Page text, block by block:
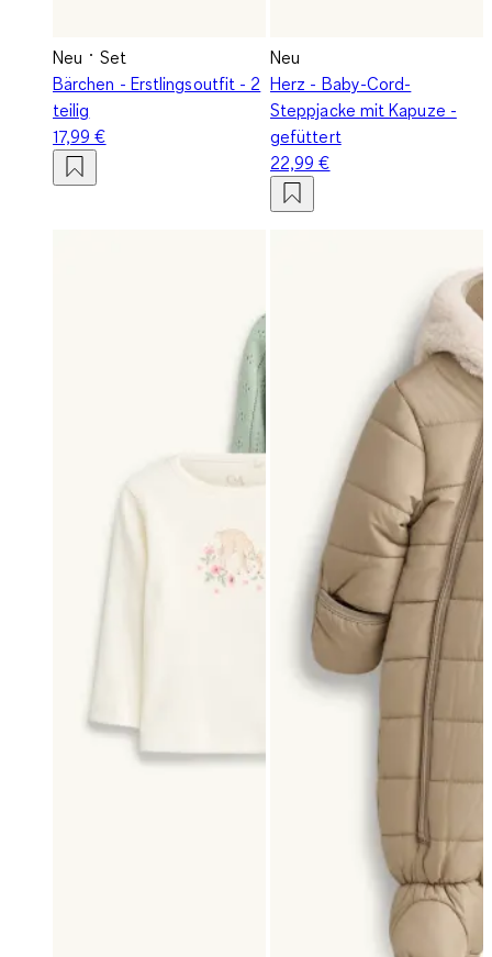
Neu
Set
Bärchen - Erstlingsoutfit - 2
teilig
17,99 €
Neu
Herz - Baby-Cord-
Steppjacke mit Kapuze -
gefüttert
22,99 €